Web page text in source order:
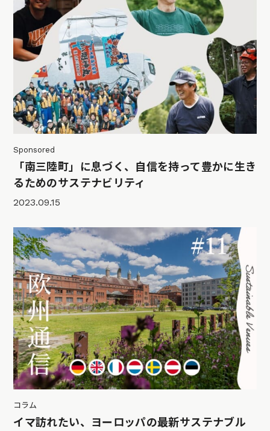
Sponsored
「南三陸町」に息づく、自信を持って豊かに生き
るためのサステナビリティ
2023.09.15
コラム
イマ訪れたい、ヨーロッパの最新サステナブル